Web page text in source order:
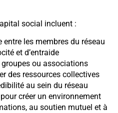
social incluent :
les membres du réseau
et d’entraide
groupes ou associations
des ressources collectives
au sein du réseau
créer un environnement
au soutien mutuel et à